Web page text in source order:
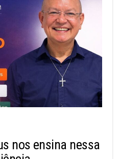
nos ensina nessa